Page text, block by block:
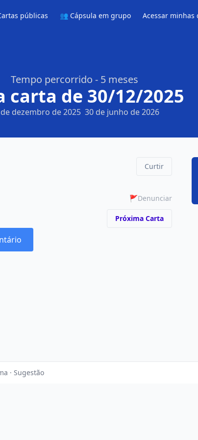
públicas 👥 Cápsula em grupo Acessar minhas
Tempo percorrido - 5 meses
carta de 30/12/2025
dezembro de 2025 30 de junho de 2026
Curtir
🚩Denunciar
Próxima Carta
· Sugestão